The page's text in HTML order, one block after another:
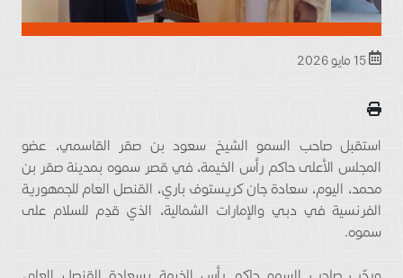
استقبل صاحب السمو الشيخ سعود بن صقر القاسمي، عضو
المجلس الأعلى حاكم رأس الخيمة، في قصر سموه بمدينة صقر بن
محمد، اليوم، سعادة جان كريستوف باري، القنصل العام للجمهورية
الفرنسية في دبي والإمارات الشمالية، الذي قدِم للسلام على
سموه.